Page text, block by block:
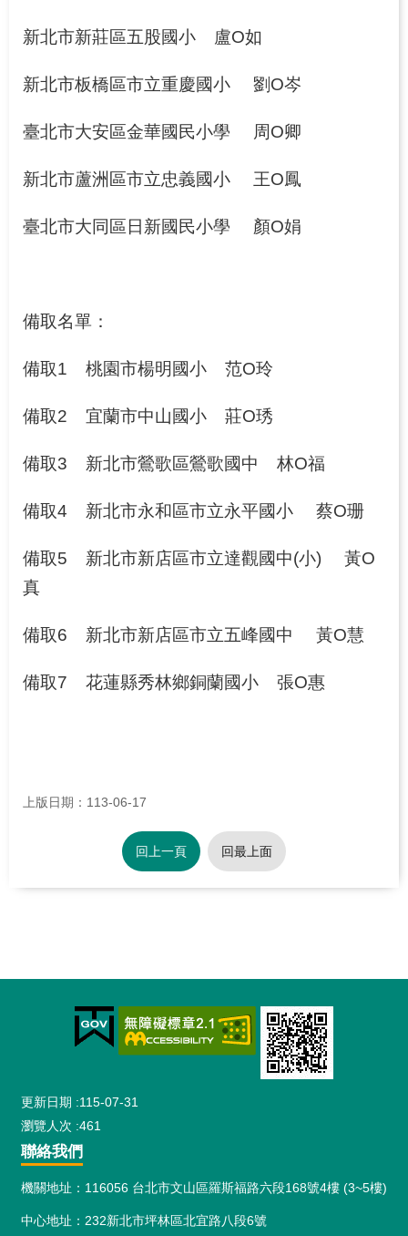
站
導
新北市新莊區五股國小 盧O如
新北市板橋區市立重慶國小 劉O岑
臺北市大安區金華國民小學 周O卿
新北市蘆洲區市立忠義國小 王O鳳
臺北市大同區日新國民小學 顏O娟
備取名單：
備取1 桃園市楊明國小 范O玲
備取2 宜蘭市中山國小 莊O琇
備取3 新北市鶯歌區鶯歌國中 林O福
備取4 新北市永和區市立永平國小 蔡O珊
備取5 新北市新店區市立達觀國中(小)
黃O
真
備取6 新北市新店區市立五峰國中 黃O慧
備取7 花蓮縣秀林鄉銅蘭國小 張O惠
上版日期：113-06-17
回上一頁 回最上面
更新日期
115-07-31
瀏覽人次 461
聯絡我們
機關地址：116056 台北市文山區羅斯福路六段168號4樓 (3~5樓)
中心地址：232新北市坪林區北宜路八段6號